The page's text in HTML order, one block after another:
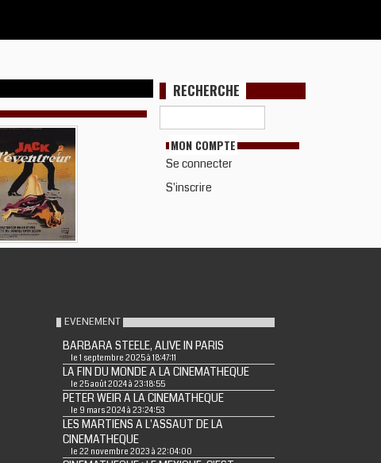
RECHERCHE
MON COMPTE
Se connecter
S'inscrire
EVENEMENT
BARBARA STEELE, ALIVE IN PARIS
le 1 septembre 2025 à 18:47:11
LA FIN DU MONDE A LA CINEMATHEQUE
le 25 août 2024 à 23:18:55
PETER WEIR A LA CINEMATHEQUE
le 9 mars 2024 à 23:24:53
LES MARTIENS A L'ASSAUT DE LA
CINEMATHEQUE
le 22 novembre 2023 à 22:04:00